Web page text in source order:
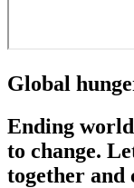
Global
Ending
to change.
together and